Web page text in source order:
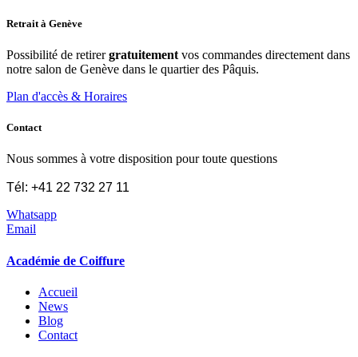
Retrait à Genève
Possibilité de retirergratuitement vos commandes directement dans
notre salon de Genève dans le quartier des Pâquis.
Plan d'accès & Horaires
Contact
Nous sommes à votre disposition pour toute questions
Tél: +41 22 732 27 11
Whatsapp
Email
Académie de Coiffure
Accueil
News
Blog
Contact